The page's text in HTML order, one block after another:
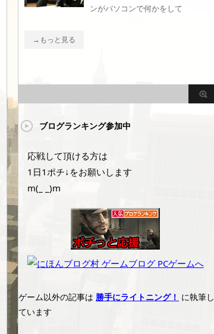
ンがパソコンで何かをして
→もっと見る
ブログランキング参加中
応戦して頂ける方は
1日1ポチ↓をお願いします
m(_ _)m
ゲーム以外の記事は 勝手にライトニング！ に執筆し
ています